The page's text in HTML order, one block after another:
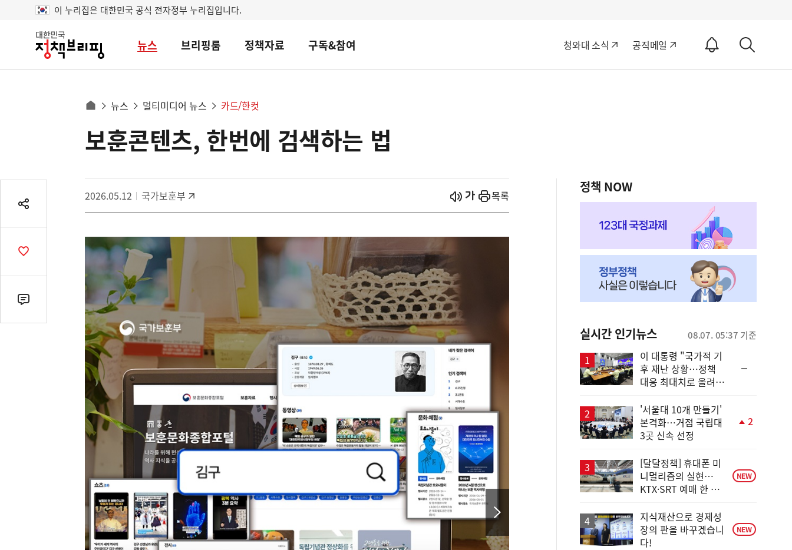
이 누리집은 대한민국 공식 전자정부 누리집입니다.
대
민
뉴스 브리핑룸 정책자료 구독&참여 청와대 소식 공직메일
알
ON
세
동
경
로
으
로
뉴스 멀티미디어 뉴스 카드/한컷
영
역공
기
공
댓
글
보훈콘텐츠, 한번에 검색하는 법
2026.05.12 국가보훈부 시작
열기 목록
정책 NOW
실시간 인기뉴스 08.07. 05:37 기준
이 대통령 "국가적 기
후 재난 상황…정책
대응 최대치로 올려
'서울대 10개 만들기'
본격화…거점 국립대
3곳 신속 선정
2
[달달정책] 휴대폰 미
니멀리즘의 실현…
KTX·SRT 예매 한 번
NEW
지식재산으로 경제성
장의 판을 바꾸겠습니
다!
NEW